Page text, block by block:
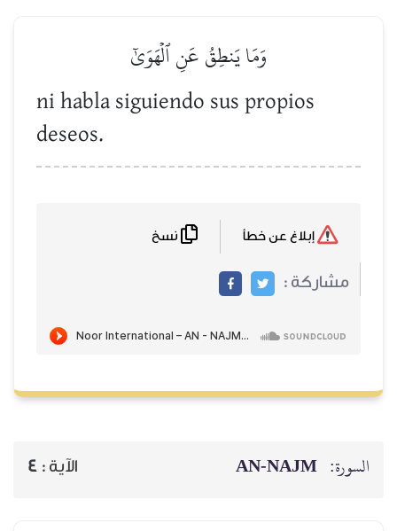
وَمَا يَنطِقُ عَنِ ٱلۡهَوَىٰٓ
ni habla siguiendo sus propios
deseos.
مشاركة :
السورة: AN-NAJM الآية : 4